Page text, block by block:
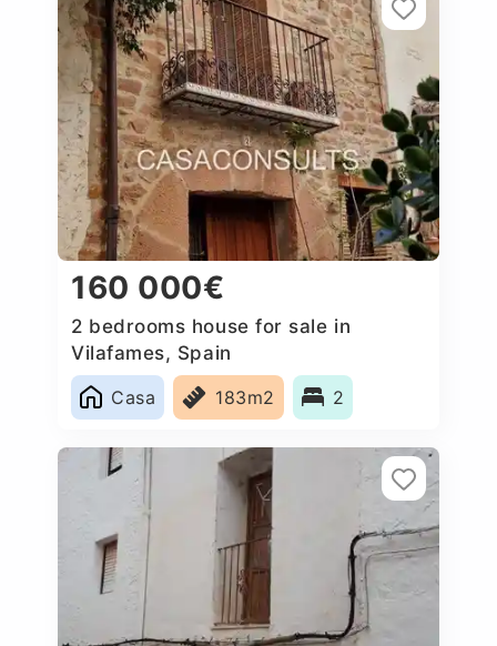
160 000€
2 bedrooms house for sale in
Vilafames, Spain
Casa
183m2 2